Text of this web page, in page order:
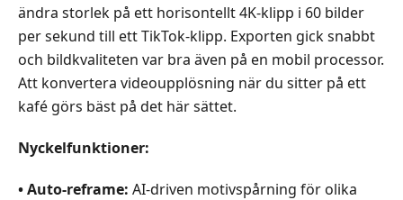
ändra storlek på ett horisontellt 4K‑klipp i 60 bilder
per sekund till ett TikTok-klipp. Exporten gick snabbt
och bildkvaliteten var bra även på en mobil processor.
Att konvertera videoupplösning när du sitter på ett
kafé görs bäst på det här sättet.
Nyckelfunktioner:
• Auto‑reframe: AI‑driven motivspårning för olika